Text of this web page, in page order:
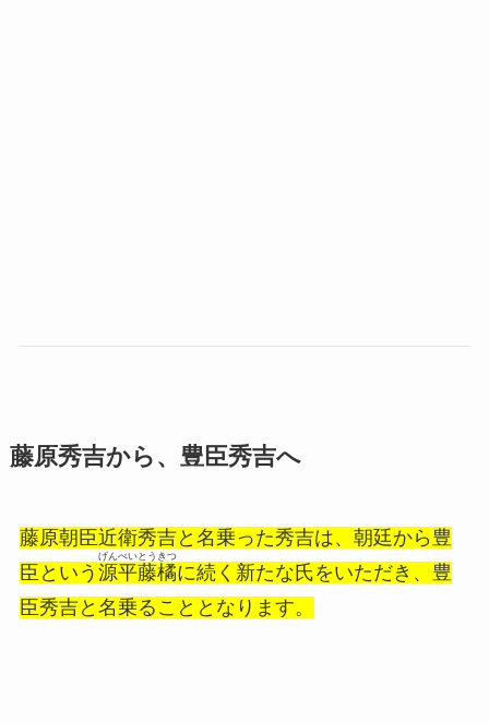
藤原秀吉から、豊臣秀吉へ
藤原朝臣近衛秀吉と名乗った秀吉は、朝廷から豊
臣という 源平藤橘
げんぺいとうきつ
に続く新たな氏をいただき、豊
臣秀吉と名乗ることとなります。